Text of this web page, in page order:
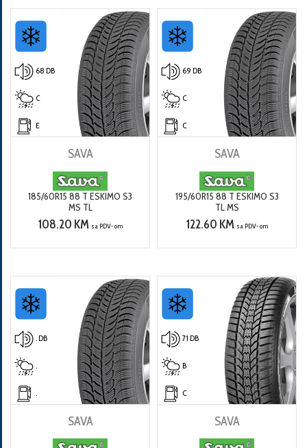
68 DB
C
E
SAVA
185/60R15 88 T ESKIMO S3
MS TL
108.20 KM sa PDV-om
69 DB
C
C
SAVA
195/60R15 88 T ESKIMO S3
TL MS
122.60 KM sa PDV-om
. DB
SAVA
71 DB
B
C
SAVA